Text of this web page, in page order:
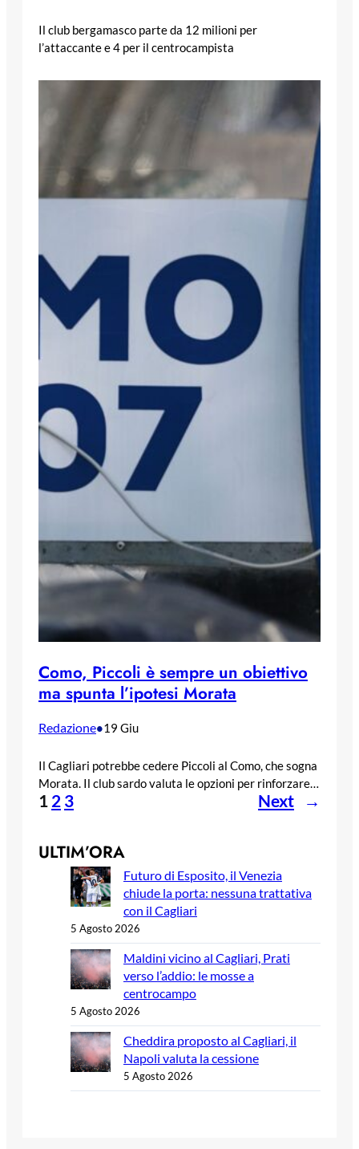
Il club bergamasco parte da 12 milioni per
l’attaccante e 4 per il centrocampista
Como, Piccoli è sempre un obiettivo
ma spunta l’ipotesi Morata
Redazione•19 Giu
Il Cagliari potrebbe cedere Piccoli al Como, che sogna
Morata. Il club sardo valuta le opzioni per rinforzare…
1 2 3 Next →
ULTIM’ORA
Futuro di Esposito, il Venezia
chiude la porta: nessuna trattativa
con il Cagliari
5 Agosto 2026
Maldini vicino al Cagliari, Prati
verso l’addio: le mosse a
centrocampo
5 Agosto 2026
Cheddira proposto al Cagliari, il
Napoli valuta la cessione
5 Agosto 2026